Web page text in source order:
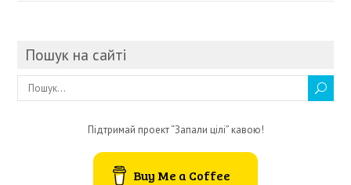
Пошук на сайті
Підтримай проект “Запали цілі” кавою!
Buy Me a Coffee